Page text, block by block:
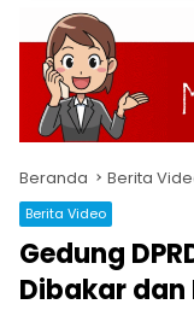
Beranda Berita
Berita Video
Gedung
Dibakar dan